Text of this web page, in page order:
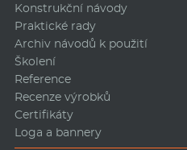
Konstrukční návody
Praktické rady
Archiv návodů k použití
Školení
Reference
Recenze výrobků
Certifikáty
Loga a bannery